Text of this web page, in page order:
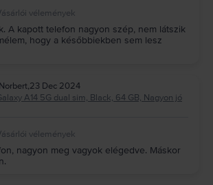
vélemények
A kapott telefon nagyon szép, nem látszik
hogy a későbbiekben sem lesz
,23 Dec 2024
A14 5G dual sim, Black, 64 GB, Nagyon jó
vélemények
nagyon meg vagyok elégedve. Máskor